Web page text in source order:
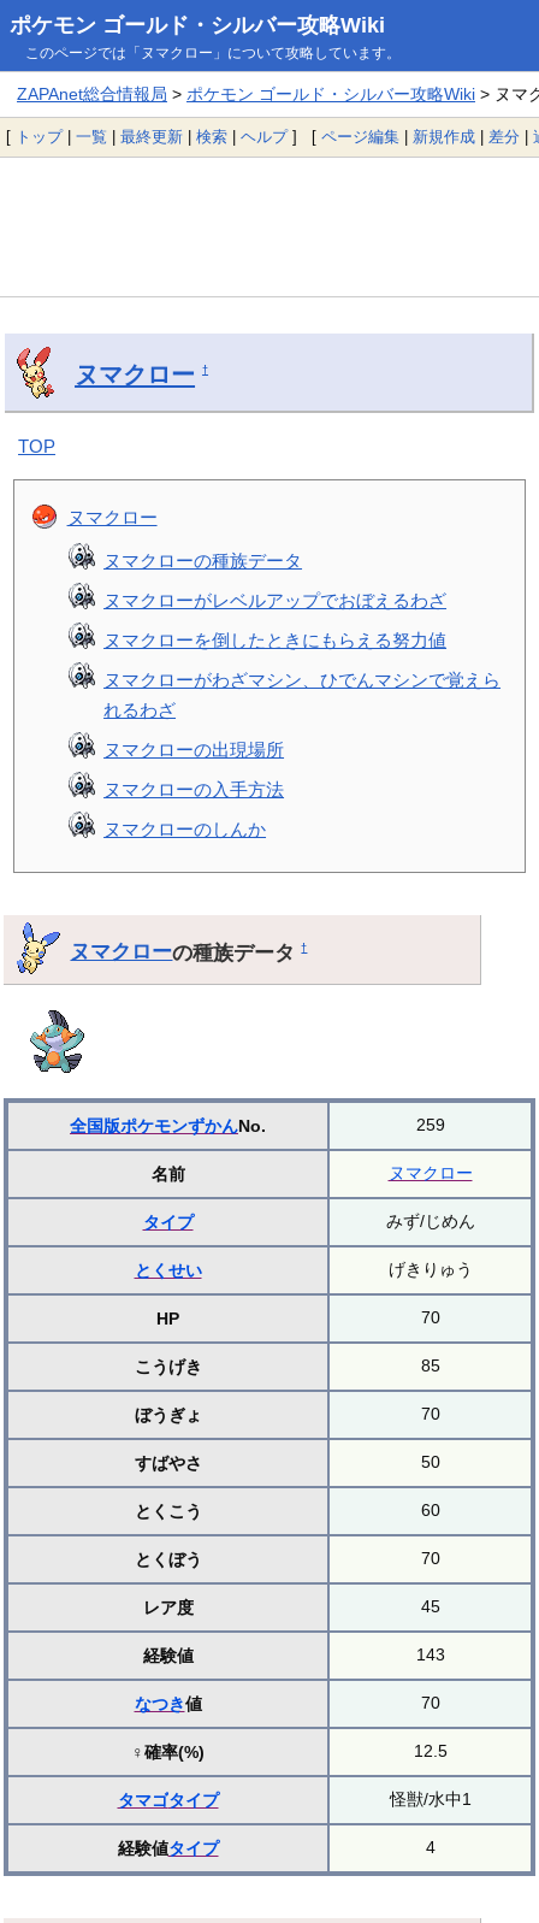
ポケモン ゴールド・シルバー攻略Wiki
このページでは「ヌマクロー」について攻略しています。
ZAPAnet総合情報局 > ポケモン ゴールド・シルバー攻略Wiki> ヌマ
[ トップ| 一覧 | 最終更新 | 検索 | ヘルプ] [ ページ編集 | 新規作成 | 差分 |
ヌマクロー †
TOP
ヌマクロー
ヌマクローの種族データ
ヌマクローがレベルアップでおぼえるわざ
ヌマクローを倒したときにもらえる努力値
ヌマクローがわざマシン、ひでんマシンで覚えら
れるわざ
ヌマクローの出現場所
ヌマクローの入手方法
ヌマクローのしんか
ヌマクローの種族データ†
全国版ポケモンずかんNo. 259
名前 ヌマクロー
タイプ みず/じめん
とくせい げきりゅう
HP 70
こうげき 85
ぼうぎょ 70
すばやさ 50
とくこう 60
とくぼう 70
レア度 45
経験値 143
なつき値 70
♀確率(%) 12.5
タマゴタイプ 怪獣/水中1
経験値タイプ 4